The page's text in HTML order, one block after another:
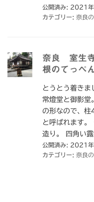
公開済み: 2021
カテゴリー: 奈良
奈良 室生
根のてっぺ
とうとう着きま
常燈堂と御影堂
の形なので、柱
と呼ばれます。
造り。 四角い
公開済み: 2021
カテゴリー: 奈良